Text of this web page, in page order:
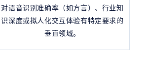
对语音识别准确率（如方言）、行业知
识深度或拟人化交互体验有特定要求的
垂直领域。